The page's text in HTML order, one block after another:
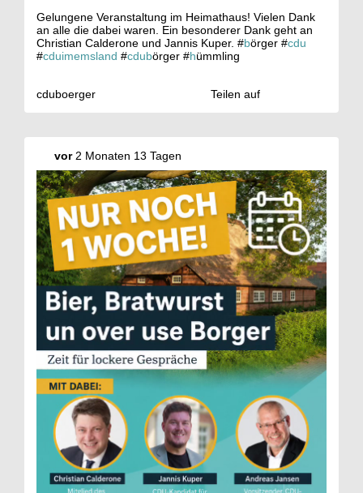
Gelungene Veranstaltung im Heimathaus! Vielen Dank
an alle die dabei waren. Ein besonderer Dank geht an
Christian Calderone und Jannis Kuper. #börger #cdu
#cduimemsland #cdubörger #hümmling
cduboerger Teilen auf
vor2 Monaten 13 Tagen